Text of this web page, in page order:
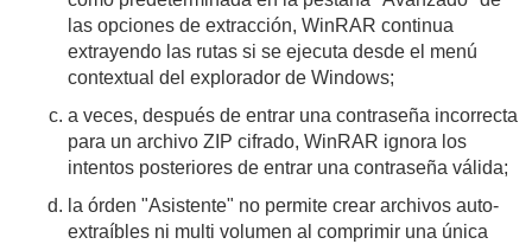
las opciones de extracción, WinRAR continua
extrayendo las rutas si se ejecuta desde el menú
contextual del explorador de Windows;
a veces, después de entrar una contraseña incorrecta
para un archivo ZIP cifrado, WinRAR ignora los
intentos posteriores de entrar una contraseña válida;
la órden "Asistente" no permite crear archivos auto-
extraíbles ni multi volumen al comprimir una única